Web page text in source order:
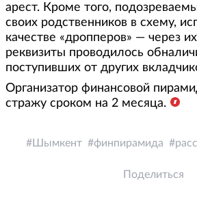
арест. Кроме того,
своих родственников в схему,
качестве «дропперов» — через
реквизиты проводилось
поступивших от других
Организатор финансовой
стражу сроком на 2 месяца.
Шымкент финпирамида
Поделиться